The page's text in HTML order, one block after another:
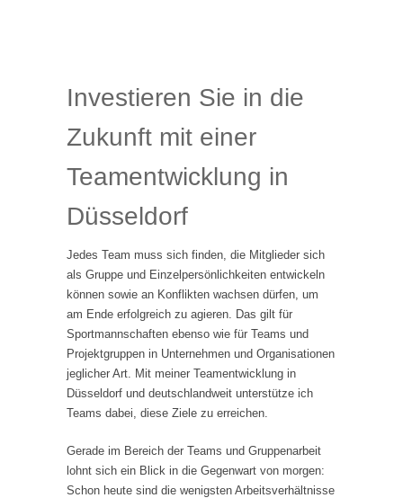
Investieren Sie in die
Zukunft mit einer
Teamentwicklung in
Düsseldorf
Jedes Team muss sich finden, die Mitglieder sich
als Gruppe und Einzelpersönlichkeiten entwickeln
können sowie an Konflikten wachsen dürfen, um
am Ende erfolgreich zu agieren. Das gilt für
Sportmannschaften ebenso wie für Teams und
Projektgruppen in Unternehmen und Organisationen
jeglicher Art. Mit meiner Teamentwicklung in
Düsseldorf und deutschlandweit unterstütze ich
Teams dabei, diese Ziele zu erreichen.
Gerade im Bereich der Teams und Gruppenarbeit
lohnt sich ein Blick in die Gegenwart von morgen:
Schon heute sind die wenigsten Arbeitsverhältnisse